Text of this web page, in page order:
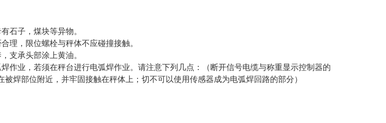
石子，煤块等异物。
理，限位螺栓与秤体不应碰撞接触。
支承头部涂上黄油。
作业，若须在秤台进行电弧焊作业。请注意下列几点：（断开信号电缆与称重显示控制器的
被焊部位附近，并牢固接触在秤体上；切不可以使用传感器成为电弧焊回路的部分）